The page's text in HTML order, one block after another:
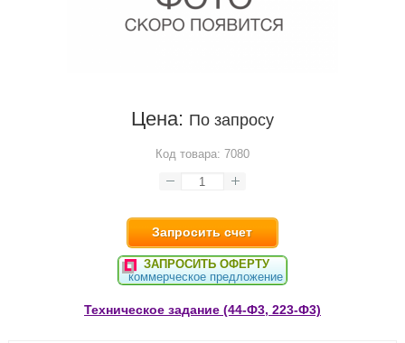
Цена: По запросу
Код товара: 7080
Запросить счет
ЗАПРОСИТЬ ОФЕРТУ
коммерческое предложение
Техническое задание (44-Ф3, 223-Ф3)